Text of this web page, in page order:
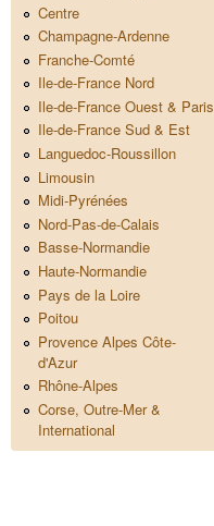
Centre
Champagne-Ardenne
Franche-Comté
Ile-de-France Nord
Ile-de-France Ouest & Paris
Ile-de-France Sud & Est
Languedoc-Roussillon
Limousin
Midi-Pyrénées
Nord-Pas-de-Calais
Basse-Normandie
Haute-Normandie
Pays de la Loire
Poitou
Provence Alpes Côte-
d'Azur
Rhône-Alpes
Corse, Outre-Mer &
International